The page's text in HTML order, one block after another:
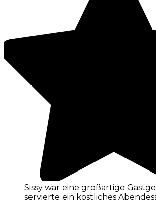
Sissy war eine großartige
servierte ein köstliches